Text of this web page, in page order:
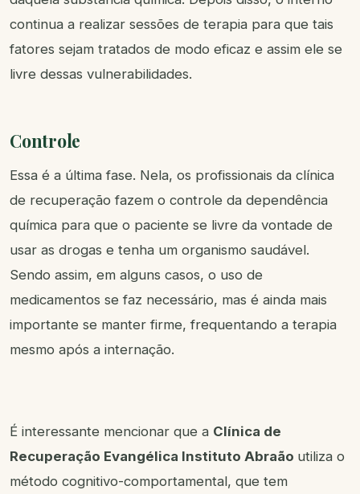
continua a realizar sessões de terapia para que tais
fatores sejam tratados de modo eficaz e assim ele se
livre dessas vulnerabilidades.
Controle
Essa é a última fase. Nela, os profissionais da clínica
de recuperação fazem o controle da dependência
química para que o paciente se livre da vontade de
usar as drogas e tenha um organismo saudável.
Sendo assim, em alguns casos, o uso de
medicamentos se faz necessário, mas é ainda mais
importante se manter firme, frequentando a terapia
mesmo após a internação.
É interessante mencionar que a Clínica de
Recuperação Evangélica Instituto Abraão utiliza o
método cognitivo-comportamental, que tem